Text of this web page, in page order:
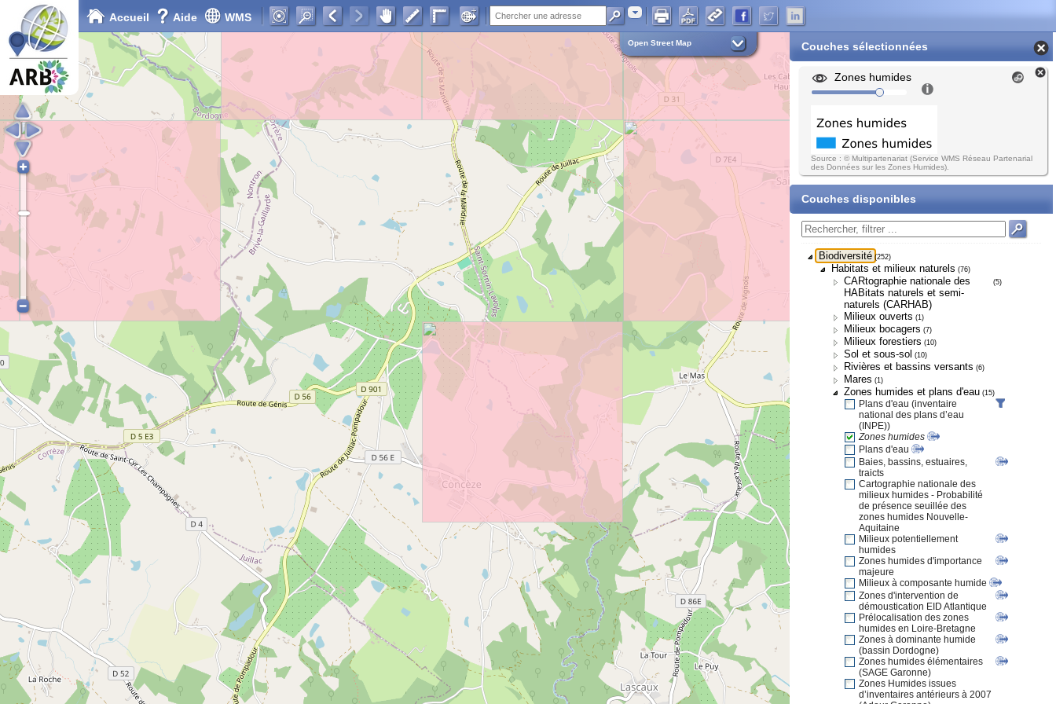
Accueil Aide WMS Adresse
Open Street Map Couches sélectionnées
Zones humides
Source : © Multipartenariat (Service WMS Réseau Partenarial
des Données sur les Zones Humides).
Couches disponibles
Biodiversité (252)
Habitats et milieux naturels (76)
CARtographie nationale des
HABitats naturels et semi-
naturels (CARHAB)
(5)
Milieux ouverts (1)
Milieux bocagers (7)
Milieux forestiers (10)
Sol et sous-sol (10)
Rivières et bassins versants (6)
Mares (1)
Zones humides et plans d'eau (15)
Plans d'eau (inventaire
national des plans d’eau
(INPE))
Zones humides
Plans d'eau
Baies, bassins, estuaires,
traicts
Cartographie nationale des
milieux humides - Probabilité
de présence seuillée des
zones humides Nouvelle-
Aquitaine
Milieux potentiellement
humides
Zones humides d'importance
majeure
Milieux à composante humide
Zones d'intervention de
démoustication EID Atlantique
Prélocalisation des zones
humides en Loire-Bretagne
Zones à dominante humide
(bassin Dordogne)
Zones humides élémentaires
(SAGE Garonne)
Zones Humides issues
d’inventaires antérieurs à 2007